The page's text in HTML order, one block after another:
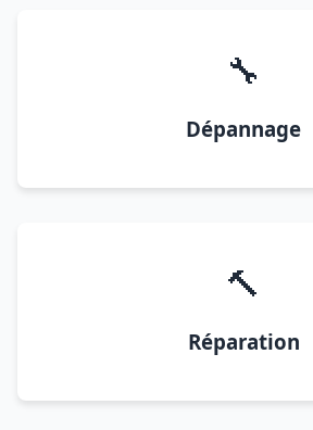
🔧
Dépannage
🔨
Réparation